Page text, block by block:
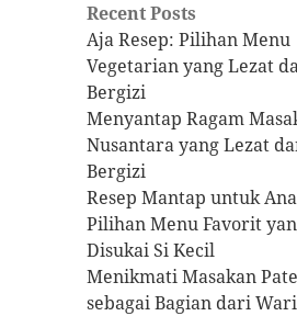
Recent Posts
Aja Resep: Pilihan Menu
Vegetarian yang Lezat
Bergizi
Menyantap Ragam
Nusantara yang Lezat
Bergizi
Resep Mantap untuk
Pilihan Menu Favorit
Disukai Si Kecil
Menikmati Masakan
sebagai Bagian dari